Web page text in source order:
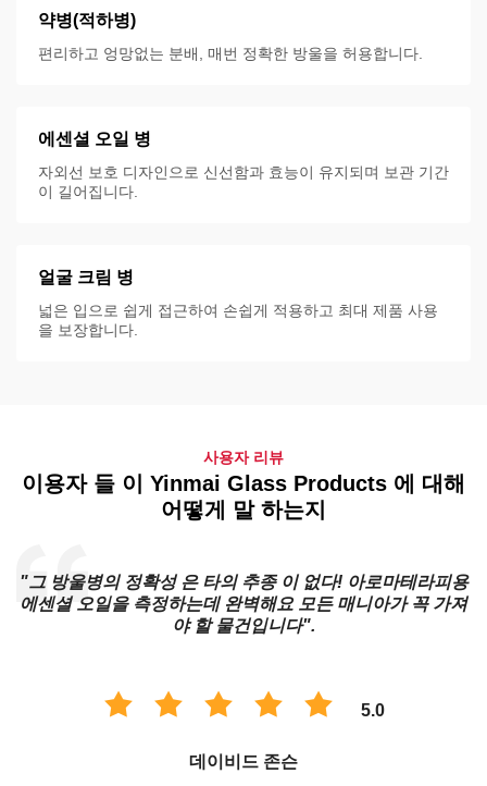
약병(적하병)
편리하고 엉망없는 분배, 매번 정확한 방울을 허용합니다.
에센셜 오일 병
자외선 보호 디자인으로 신선함과 효능이 유지되며 보관 기간
이 길어집니다.
얼굴 크림 병
넓은 입으로 쉽게 접근하여 손쉽게 적용하고 최대 제품 사용
을 보장합니다.
사용자 리뷰
이용자 들 이 Yinmai Glass Products 에 대해
어떻게 말 하는지
"그 방울병의 정확성 은 타의 추종 이 없다! 아로마테라피용
에센셜 오일을 측정하는데 완벽해요 모든 매니아가 꼭 가져
야 할 물건입니다".
5.0
데이비드 존슨